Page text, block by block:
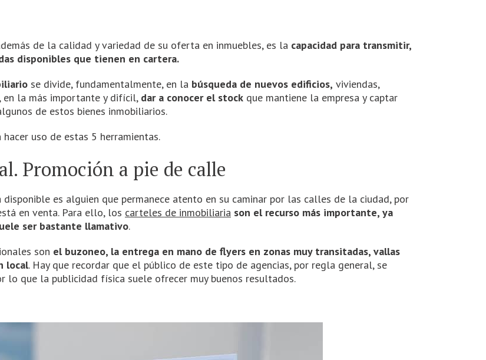
de la calidad y variedad de su oferta en inmuebles, es la capacidad para transmitir,
disponibles que tienen en cartera.
se divide, fundamentalmente, en la búsqueda de nuevos edificios, viviendas,
en la más importante y difícil, dar a conocer el stock que mantiene la empresa y captar
de estos bienes inmobiliarios.
uso de estas 5 herramientas.
a pie de calle
es alguien que permanece atento en su caminar por las calles de la ciudad, por
en venta. Para ello, los carteles de inmobiliaria son el recurso más importante, ya
ser bastante llamativo.
son el buzoneo, la entrega en mano de flyers en zonas muy transitadas, vallas
local. Hay que recordar que el público de este tipo de agencias, por regla general, se
lo que la publicidad física suele ofrecer muy buenos resultados.